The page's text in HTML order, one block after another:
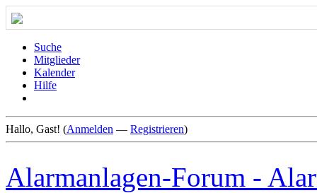
Suche
Mitglieder
Kalender
Hilfe
Hallo, Gast! (Anmelden — Registrieren)
Alarmanlagen-Forum -